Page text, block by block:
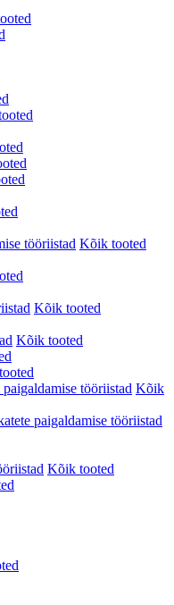
tööriistad Kõik tooted
Kõik tooted
Kõik tooted
tööriistad Kõik
paigaldamise tööriistad
Kõik tooted